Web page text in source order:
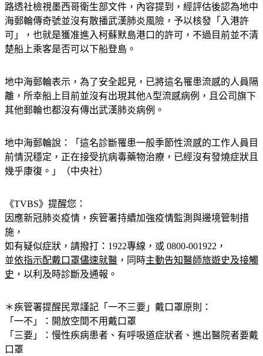
路透社檢視墨西哥衛生部文件，內容提到，經評估後認為地中
海郵輪傳奇號並沒有散播武漢肺炎風險，予以核發「入港許
可」，也就是獲准進入柯蘇默島港口的許可，不過目前並不清
楚船上乘客是否可以下船登島。
地中海郵輪表示，為了安全起見，已將這名罹患流感的人員隔
離，所幸船上目前並沒有出現其他A型流感病例，且公司旗下
其他郵輪也都沒有傳出武漢肺炎病例。
地中海郵輪說：「這名診斷罹患一般季節性流感的工作人員目
前情況穩定，正在接受抗病毒藥物治療，已經沒有發燒症狀且
幾乎康復。」（中央社）
《TVBS》提醒您：
因應新冠肺炎疫情，疾管署持續加強疫情監測與邊境管制措
施，
如有疑似症狀，請撥打：1922專線，或 0800-001922，
並依指示配戴口罩儘速就醫 ，同時主動告知醫師旅遊史及接觸
史 ，以利及時診斷及通報。
＊疾管署提醒民眾謹記 「一不三要」 戴口罩原則：
「一不」：開放空間不用戴口罩
「三要」：慢性疾病患者、有呼吸道症狀者、進出醫院者要戴
口罩